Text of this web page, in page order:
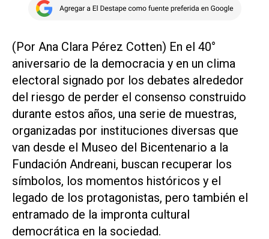
(Por Ana Clara Pérez Cotten) En el 40°
aniversario de la democracia y en un clima
electoral signado por los debates alrededor
del riesgo de perder el consenso construido
durante estos años, una serie de muestras,
organizadas por instituciones diversas que
van desde el Museo del Bicentenario a la
Fundación Andreani, buscan recuperar los
símbolos, los momentos históricos y el
legado de los protagonistas, pero también el
entramado de la impronta cultural
democrática en la sociedad.